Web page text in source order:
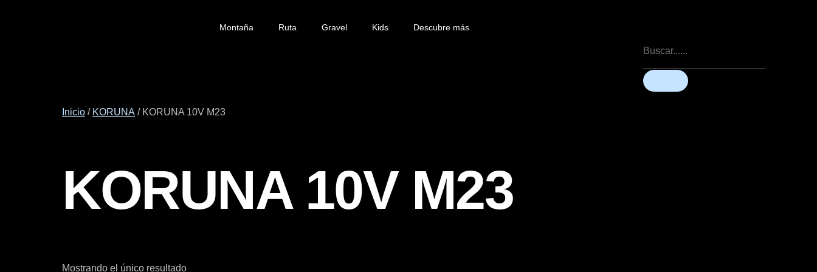
Montaña Ruta Gravel Kids Descubre más
Inicio / KORUNA / KORUNA 10V M23
KORUNA 10V M23
Mostrando el único resultado